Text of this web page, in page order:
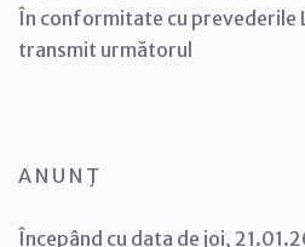
În conformitate cu prevederile
transmit următorul
A N U N Ţ
Începând cu data de joi,